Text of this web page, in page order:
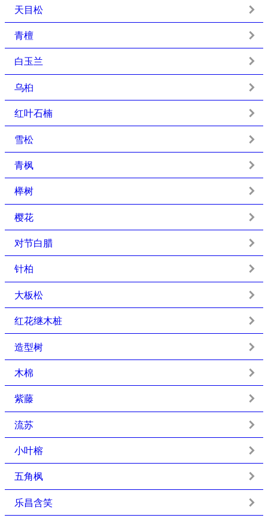
天目松
青檀
白玉兰
乌桕
红叶石楠
雪松
青枫
榉树
樱花
对节白腊
针柏
大板松
红花继木桩
造型树
木棉
紫藤
流苏
小叶榕
五角枫
乐昌含笑